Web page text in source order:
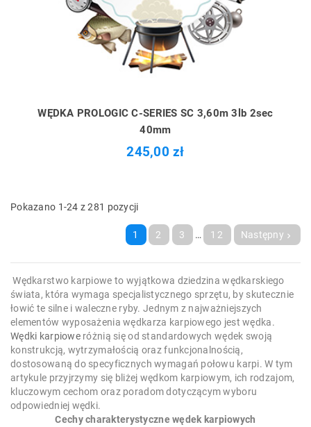
WĘDKA PROLOGIC C-SERIES SC 3,60m 3lb 2sec
40mm
245,00 zł
Pokazano 1-24 z 281 pozycji
1 2 3 … 12 Następny 
Wędkarstwo karpiowe to wyjątkowa dziedzina wędkarskiego
świata, która wymaga specjalistycznego sprzętu, by skutecznie
łowić te silne i waleczne ryby. Jednym z najważniejszych
elementów wyposażenia wędkarza karpiowego jest wędka.
Wędki karpioweróżnią się od standardowych wędek swoją
konstrukcją, wytrzymałością oraz funkcjonalnością,
dostosowaną do specyficznych wymagań połowu karpi. W tym
artykule przyjrzymy się bliżej wędkom karpiowym, ich rodzajom,
kluczowym cechom oraz poradom dotyczącym wyboru
odpowiedniej wędki.
Cechy charakterystyczne wędek karpiowych